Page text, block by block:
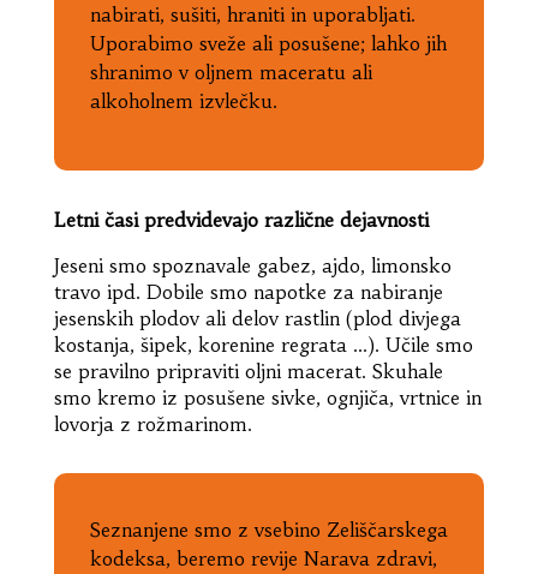
nabirati, sušiti, hraniti in uporabljati.
Uporabimo sveže ali posušene; lahko jih
shranimo v oljnem maceratu ali
alkoholnem izvlečku.
Letni časi predvidevajo različne dejavnosti
Jeseni smo spoznavale gabez, ajdo, limonsko
travo ipd. Dobile smo napotke za nabiranje
jesenskih plodov ali delov rastlin (plod divjega
kostanja, šipek, korenine regrata …). Učile smo
se pravilno pripraviti oljni macerat. Skuhale
smo kremo iz posušene sivke, ognjiča, vrtnice in
lovorja z rožmarinom.
Seznanjene smo z vsebino Zeliščarskega
kodeksa, beremo revije Narava zdravi,